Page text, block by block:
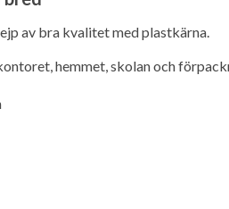
av bra kvalitet med plastkärna.
hemmet, skolan och